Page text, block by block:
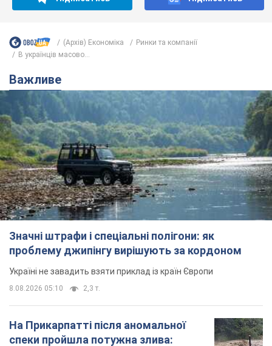
(Архів) Економіка
Ринки та компанії
В українців масово...
Важливе
Значні штрафи і спеціальні полігони: як
проблему джипінгу вирішують за кордоном
Україні не завадить взяти приклад із країн Європи
8.08.2026 05:10 2,3 т.
На Прикарпатті після аномальної
спеки пройшла потужна злива: